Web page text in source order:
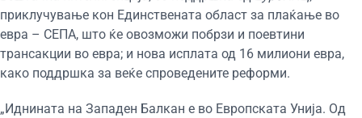
приклучување кон Единствената област за плаќање во
евра – СЕПА, што ќе овозможи побрзи и поевтини
трансакции во евра; и нова исплата од 16 милиони евра,
како поддршка за веќе спроведените реформи.
„Иднината на Западен Балкан е во Европската Унија. Од